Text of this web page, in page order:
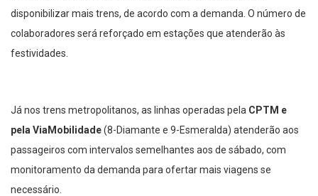
disponibilizar mais trens, de acordo com a demanda. O número de
colaboradores será reforçado em estações que atenderão às
festividades.
Já nos trens metropolitanos, as linhas operadas pela CPTM e
pela ViaMobilidade(8-Diamante e 9-Esmeralda) atenderão aos
passageiros com intervalos semelhantes aos de sábado, com
monitoramento da demanda para ofertar mais viagens se
necessário.